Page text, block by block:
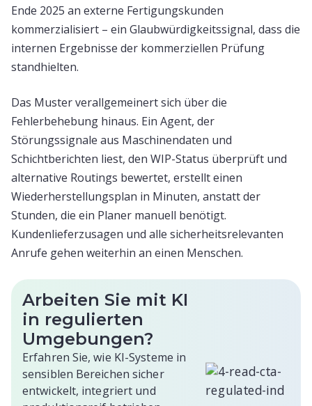
Ende 2025 an externe Fertigungskunden
kommerzialisiert – ein Glaubwürdigkeitssignal, dass die
internen Ergebnisse der kommerziellen Prüfung
standhielten.
Das Muster verallgemeinert sich über die
Fehlerbehebung hinaus. Ein Agent, der
Störungssignale aus Maschinendaten und
Schichtberichten liest, den WIP-Status überprüft und
alternative Routings bewertet, erstellt einen
Wiederherstellungsplan in Minuten, anstatt der
Stunden, die ein Planer manuell benötigt.
Kundenlieferzusagen und alle sicherheitsrelevanten
Anrufe gehen weiterhin an einen Menschen.
Arbeiten Sie mit KI
in regulierten
Umgebungen?
Erfahren Sie, wie KI-Systeme in
sensiblen Bereichen sicher
entwickelt, integriert und